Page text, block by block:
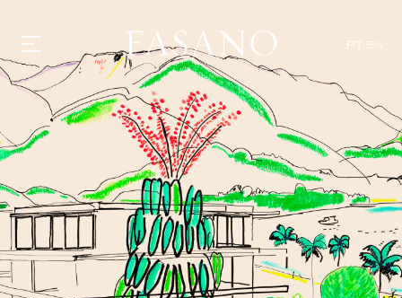
PT EN
GASTRONOMIA
HOTÉIS
VILLAS
SHOP | SELEZIONE
DESCUBRA
WHAT'S COOKING
CORRIERE
HISTÓRIA